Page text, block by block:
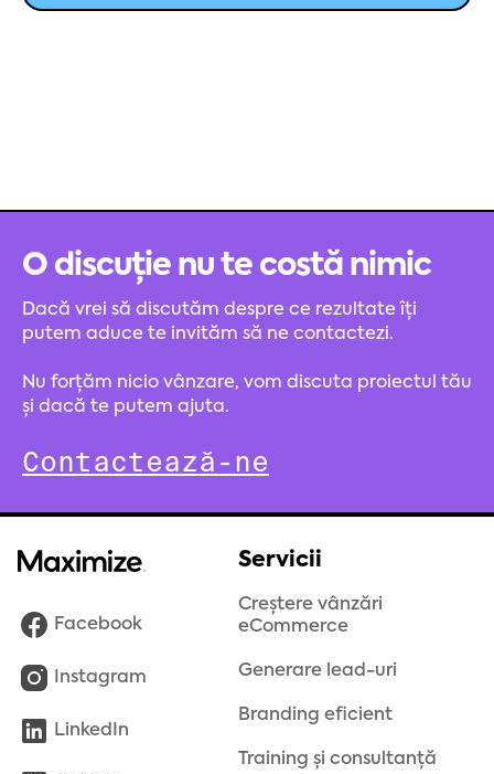
O discuție nu te costă nimic
Dacă vrei să discutăm despre ce rezultate îți
putem aduce te invităm să ne contactezi.
Nu forțăm nicio vânzare, vom discuta proiectul tău
și dacă te putem ajuta.
Contactează-ne
Facebook
Instagram
LinkedIn
Servicii
Creștere vânzări
eCommerce
Generare lead-uri
Branding eficient
Training și consultanță